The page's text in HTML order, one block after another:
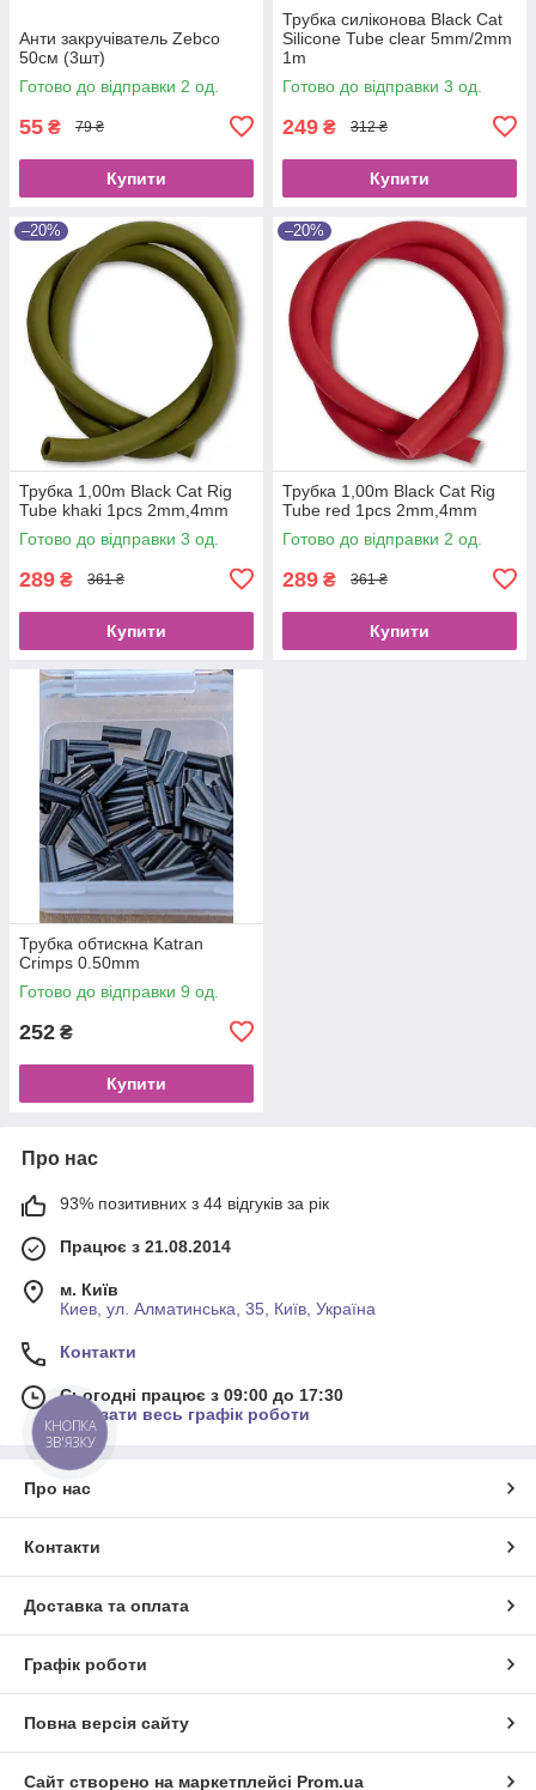
Анти закручіватель Zebco
50см (3шт)
Готово до відправки 2 од.
55 ₴ 79 ₴
Купити
Трубка силіконова Black Cat
Silicone Tube clear 5mm/2mm
1m
Готово до відправки 3 од.
249 ₴ 312 ₴
Купити
–20%
Трубка 1,00m Black Cat Rig
Tube khaki 1pcs 2mm,4mm
Готово до відправки 3 од.
289 ₴ 361 ₴
Купити
–20%
Трубка 1,00m Black Cat Rig
Tube red 1pcs 2mm,4mm
Готово до відправки 2 од.
289 ₴ 361 ₴
Купити
Трубка обтискна Katran
Crimps 0.50mm
Готово до відправки 9 од.
252 ₴
Купити
Про нас
93% позитивних з 44 відгуків за рік
Працює з 21.08.2014
м. Київ
Киев, ул. Алматинська, 35, Київ, Україна
Контакти
Сьогодні працює з 09:00 до 17:30
Показати весь графік роботи
Про нас
Контакти
Доставка та оплата
Графік роботи
Повна версія сайту
Сайт створено на маркетплейсі Prom.ua
КНОПКА
ЗВ'ЯЗКУ